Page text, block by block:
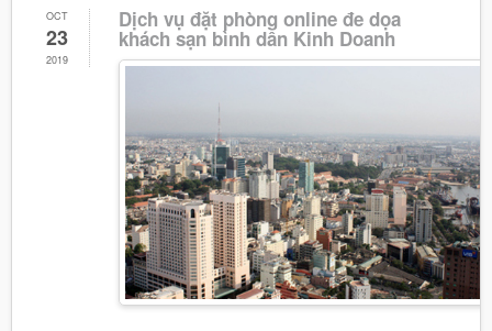
OCT
23
2019
Dịch vụ đặt phòng online đe dọa
khách sạn bình dân Kinh Doanh